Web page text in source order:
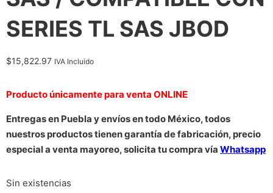
SERIES TL SAS JBOD
$15,822.97 IVA Incluido
Producto únicamente para venta ONLINE
Entregas en Puebla y envíos en todo México, todos
nuestros productos tienen garantía de fabricación, precio
especial a venta mayoreo, solicita tu compra vía Whatsapp
Sin existencias